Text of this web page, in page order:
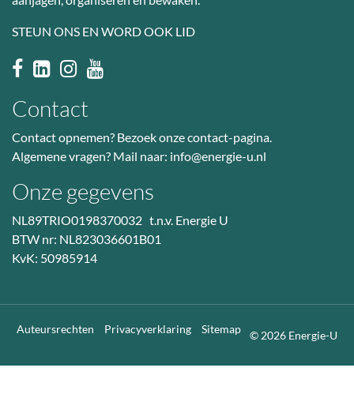
STEUN ONS EN WORD OOK LID
Contact
Contact opnemen? Bezoekonze contact-pagina.
Algemene vragen? Mail naar: info@energie-u.nl
Onze gegevens
NL89TRIO0198370032 t.n.v. Energie U
BTW nr: NL823036601B01
KvK: 50985914
© 2026 Energie-U
Auteursrechten Privacyverklaring Sitemap